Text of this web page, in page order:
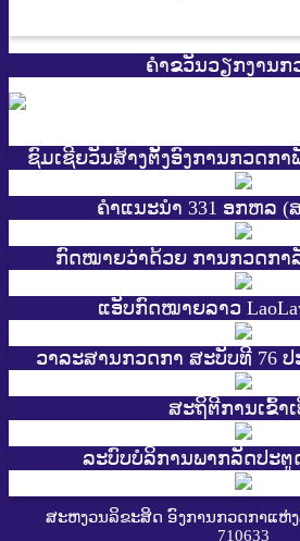
ຄຳຂວັນວຽກງານກ
ຊົມເຊີຍວັນສ້າງຕັ້ງອົງການກວດກາ
ຄຳແນະນຳ 331 ອກຫລ (
ກົດໝາຍວ່າດ້ວຍ ການກວດກາ
ແອັບກົດໝາຍລາວ
ວາລະສານກວດກາ ສະບັບທີ 76 ປ
ສະ​ຖິ​ຕີການ​ເຂົ້າ​ເ
ລະບົບບໍລິການພາກລັດປະຕູ
ສະຫງວນລິຂະສິດ ອົງການກວດກາແຫ່ງ
710633